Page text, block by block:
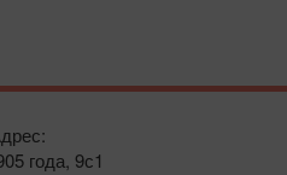
года, 9с1